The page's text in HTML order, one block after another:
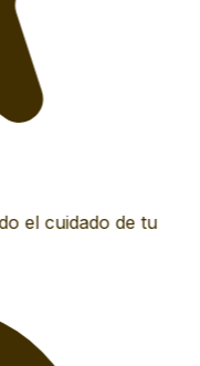
el cuidado de tu